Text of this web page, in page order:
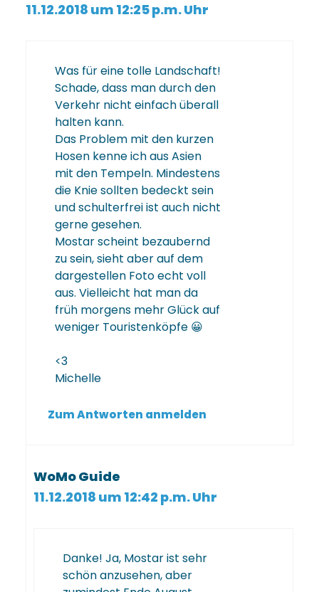
11.12.2018 um 12:25 p.m. Uhr
Was für eine tolle Landschaft!
Schade, dass man durch den
Verkehr nicht einfach überall
halten kann.
Das Problem mit den kurzen
Hosen kenne ich aus Asien
mit den Tempeln. Mindestens
die Knie sollten bedeckt sein
und schulterfrei ist auch nicht
gerne gesehen.
Mostar scheint bezaubernd
zu sein, sieht aber auf dem
dargestellen Foto echt voll
aus. Vielleicht hat man da
früh morgens mehr Glück auf
weniger Touristenköpfe 😀
<3
Michelle
Zum Antworten anmelden
WoMo Guide
11.12.2018 um 12:42 p.m. Uhr
Danke! Ja, Mostar ist sehr
schön anzusehen, aber